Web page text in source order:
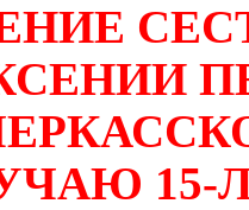
15-